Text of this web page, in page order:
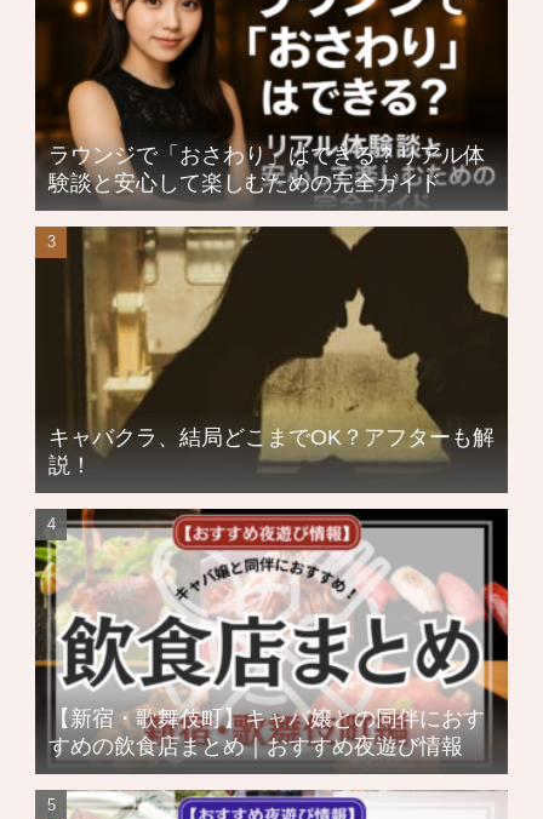
ラウンジで「おさわり」はできる？リアル体
験談と安心して楽しむための完全ガイド
キャバクラ、結局どこまでOK？アフターも解
説！
【新宿・歌舞伎町】キャバ嬢との同伴におす
すめの飲食店まとめ｜おすすめ夜遊び情報